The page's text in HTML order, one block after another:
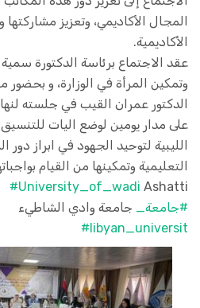
المجال الأكاديمي، وتعزيز مشاركتها
الأكاديمية.
عقد الاجتماع برئاسة الدكتورة
وتمكين المرأة في الوزارة، و بحضور
الدكتور عمران القيب في جلسته
على مدار يومين لوضع اليات
الليبية لتوحيد الجهود في ابراز
التعليمية وتمكينها من القيام
#University_of_wadi Ashatti
#جامعة_ جامعة وادي الشاطيء
#libyan_universit